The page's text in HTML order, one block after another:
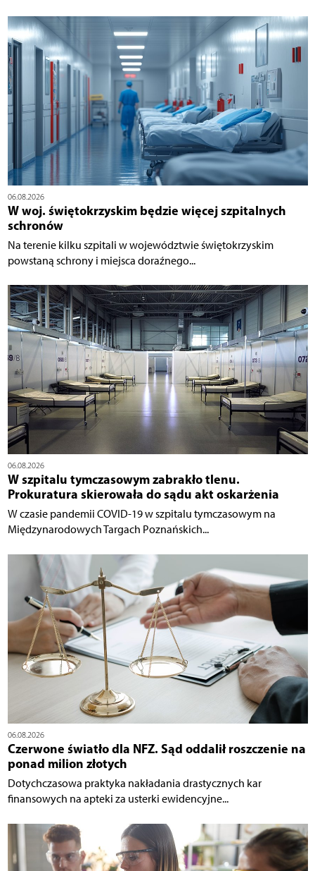
06.08.2026
W woj. świętokrzyskim będzie więcej szpitalnych
schronów
Na terenie kilku szpitali w województwie świętokrzyskim
powstaną schrony i miejsca doraźnego...
06.08.2026
W szpitalu tymczasowym zabrakło tlenu.
Prokuratura skierowała do sądu akt oskarżenia
W czasie pandemii COVID-19 w szpitalu tymczasowym na
Międzynarodowych Targach Poznańskich...
06.08.2026
Czerwone światło dla NFZ. Sąd oddalił roszczenie na
ponad milion złotych
Dotychczasowa praktyka nakładania drastycznych kar
finansowych na apteki za usterki ewidencyjne...